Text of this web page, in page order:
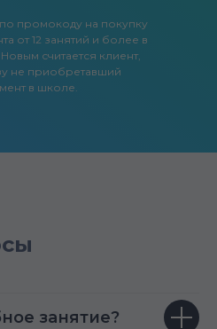
по промокоду на покупку
от 12 занятий и более в
считается клиент,
не приобретавший
в школе.
занятие?